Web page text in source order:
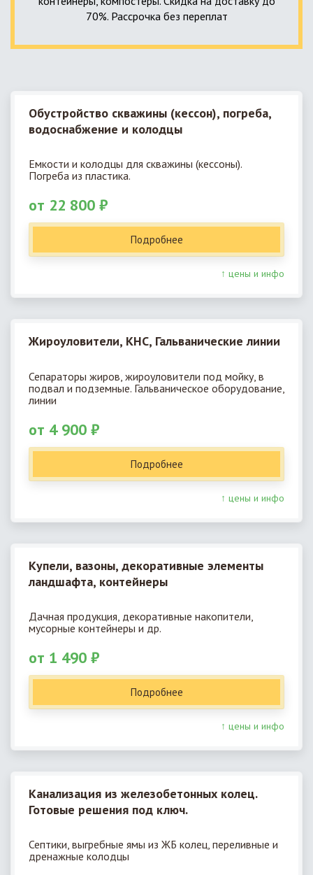
70%. Рассрочка без переплат
Обустройство скважины (кессон), погреба,
водоснабжение и колодцы
Емкости и колодцы для скважины (кессоны).
Погреба из пластика.
от 22 800 ₽
Подробнее
↑ цены и инфо
Жироуловители, КНС, Гальванические линии
Сепараторы жиров, жироуловители под мойку, в
подвал и подземные. Гальваническое оборудование,
линии
от 4 900 ₽
Подробнее
↑ цены и инфо
Купели, вазоны, декоративные элементы
ландшафта, контейнеры
Дачная продукция, декоративные накопители,
мусорные контейнеры и др.
от 1 490 ₽
Подробнее
↑ цены и инфо
Канализация из железобетонных колец.
Готовые решения под ключ.
Септики, выгребные ямы из ЖБ колец, переливные и
дренажные колодцы